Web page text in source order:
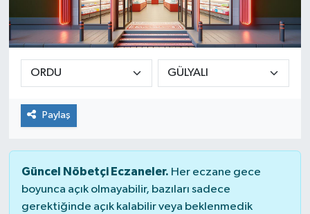
Paylaş
Güncel Nöbetçi Eczaneler. Her eczane gece
boyunca açık olmayabilir, bazıları sadece
gerektiğinde açık kalabilir veya beklenmedik
Spor
Teknoloji